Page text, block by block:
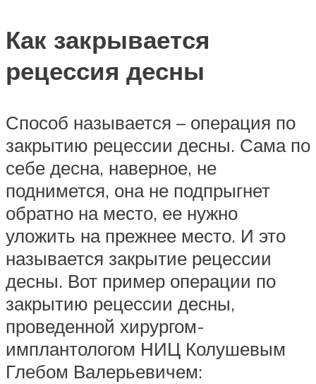
Как закрывается
рецессия десны
Способ называется – операция по
закрытию рецессии десны. Сама по
себе десна, наверное, не
поднимется, она не подпрыгнет
обратно на место, ее нужно
уложить на прежнее место. И это
называется закрытие рецессии
десны. Вот пример операции по
закрытию рецессии десны,
проведенной хирургом-
имплантологом НИЦ Колушевым
Глебом Валерьевичем: